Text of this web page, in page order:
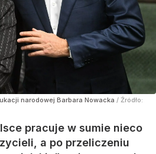
narodowej Barbara Nowacka / Źródło:
pracuje w sumie nieco
a po przeliczeniu